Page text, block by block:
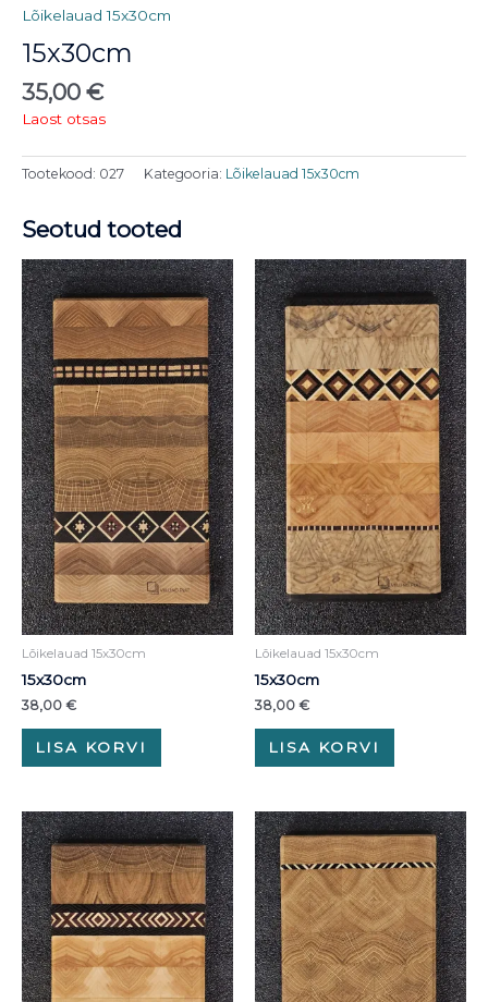
Lõikelauad 15x30cm
15x30cm
35,00 €
Laost otsas
Tootekood: 027 Kategooria: Lõikelauad 15x30cm
Seotud tooted
Lõikelauad 15x30cm
15x30cm
38,00 €
LISA KORVI
Lõikelauad 15x30cm
15x30cm
38,00 €
LISA KORVI